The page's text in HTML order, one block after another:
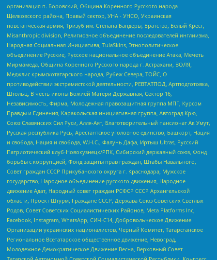
организация п. Боровский, Община Коренного Русского народа
Щелковского района, Правый сектор, УНА - УНСО, Украинская
повстанческая армия, Тризуб им. Степана Бандеры, Братство, Белый Крест,
Misanthropic division, Религиозное объединение последователей инглиизма,
Народная Социальная Инициатива, TulaSkins, Этнополитическое
объединение Русские, Русское национальное объединение Атака, Мечеть
Мирмамеда, Община Коренного Русского народа г. Астрахани, ВОЛЯ,
Меджлис крымскотатарского народа, Рубеж Севера, ТОЙС, О
противодействии экстремистской деятельности, РЕВТАТПОД, Артподготовка,
Штольц, В честь иконы Божией Матери Державная, Сектор 16,
Независимость, Фирма, Молодежная правозащитная группа МПГ, Курсом
Правды и Единения, Каракольская инициативная группа, Автоград Крю,
Союз Славянских Сил Руси, Алля-Аят, Благотворительный пансионат Ак Умут,
Русская республика Русь, Арестантское уголовное единство, Башкорт, Нация
и свобода, Нация и свобода, W.H.С., Фалунь Дафа, Иртыш Ultras, Русский
Патриотический клуб-Новокузнецк/РПК, Сибирский державный союз, Фонд
борьбы с коррупцией, Фонд защиты прав граждан, Штабы Навального,
Совет граждан СССР Прикубанского округа г. Краснодара, Мужское
государство, Народное объединение русского движения, Народное
движение Адат, Народный совет граждан РСФСР СССР Архангельской
области, Проект Штурм, Граждане СССР, Держава Союз Советских Светлых
Родов, Совет Советских Социалистических Районов, Meta Platforms Inc,
Facebook, Instagram, WhatsApp, СИЧ-С14, Добровольческое Движение
Организации украинских националистов, Черный Комитет, Татарстанское
Региональное Всетатарское общественное движение, Невоград,
Молодежное Демократическое Движение Весна, Верховный Совет